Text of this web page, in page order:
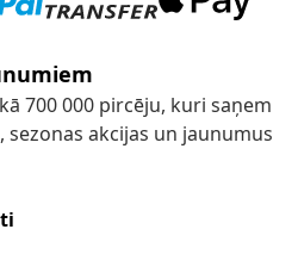
700 000 pircēju, kuri saņem
akcijas un jaunumus